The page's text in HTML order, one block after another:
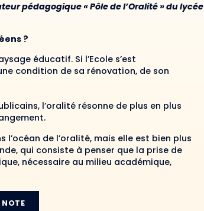
pédagogique « Pôle de l’Oralité » dulycée
?
éducatif. Si l’Ecole s’est
condition de sa rénovation, de son
l’oralité résonne de plus en plus
l’océan de l’oralité, mais elle est bien plus
qui consiste à penser que la prise de
nécessaire au milieu académique,
NOTE